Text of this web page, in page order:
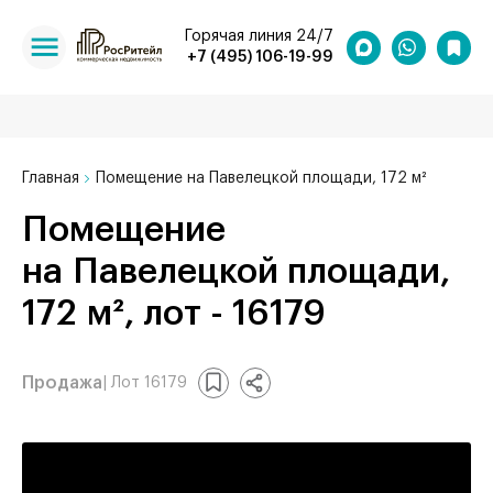
+7 (495) 106-19-99
Горячая линия 24/7
Главная Помещение на Павелецкой площади, 172 м²
Помещение
на Павелецкой площади,
172 м², лот - 16179
Продажа | Лот 16179